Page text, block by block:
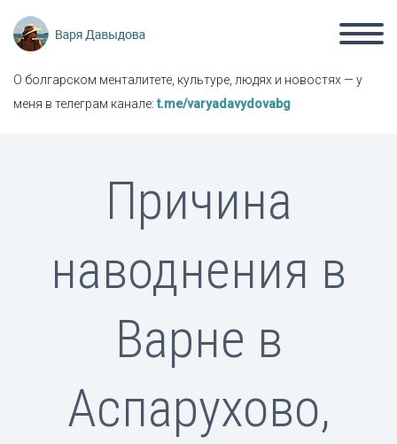
О болгарском менталитете, культуре, людях и новостях — у
меня в телеграм канале:t.me/varyadavydovabg
Причина
наводнения в
Варне в
Аспарухово,